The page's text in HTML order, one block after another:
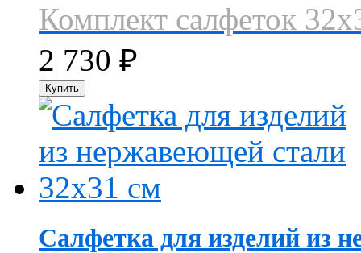
Комплект салфеток
2 730 ₽
Салфетка для изделий из